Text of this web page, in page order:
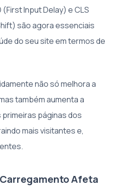
Input Delay) e CLS
são agora essenciais
do seu site em termos de
não só melhora a
também aumenta a
páginas dos
mais visitantes e,
Afeta